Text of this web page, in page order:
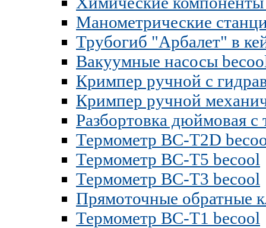
Манометрические
Трубогиб "Арбалет" в
Вакуумные насосы
Кримпер ручной с
Кримпер ручной
Разбортовка дюймовая
Термометр BC-T2D
Термометр BC-T5 becool
Термометр BC-T3 becool
Прямоточные обратные
Термометр BC-T1 becool